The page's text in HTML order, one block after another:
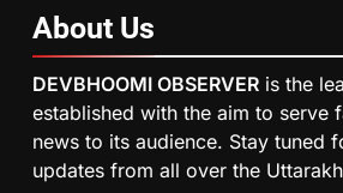
About Us
DEVBHOOMI OBSERVER is the
established with the aim to serve
news to its audience. Stay tuned
updates from all over the